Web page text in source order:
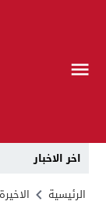
اخر الاخبار
الرئيسية الاخيرة